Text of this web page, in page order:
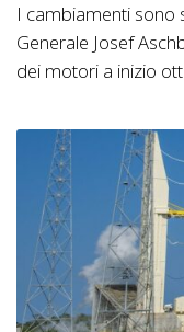
I cambiamenti sono
Generale Josef
dei motori a inizio